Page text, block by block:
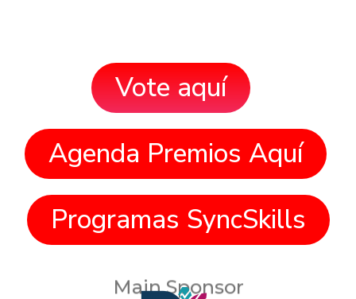
Vote aquí
Agenda Premios Aquí
Programas SyncSkills
Main Sponsor